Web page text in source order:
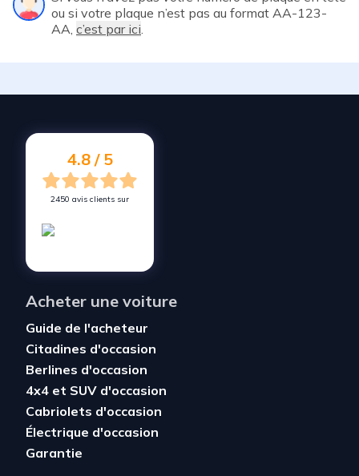
ou si votre plaque n’est pas au format AA-123-
AA, c’est par ici.
4.8 / 5
2450 avis clients sur
Acheter une voiture
Guide de l'acheteur
Citadines d'occasion
Berlines d'occasion
4x4 et SUV d'occasion
Cabriolets d'occasion
Électrique d'occasion
Garantie